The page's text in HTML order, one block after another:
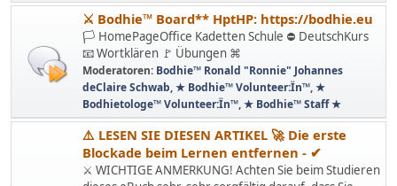
⚔ Bodhie™ Board** HptHP: https://bodhie.eu
🏳 HomePageOffice Kadetten Schule ⛔ DeutschKurs
📧 Wortklären 🚩 Übungen ⌘
Moderatoren: Bodhie™ Ronald "Ronnie" Johannes
deClaire Schwab,★ Bodhie™ Volunteer:Ïn™,★
Bodhietologe™ Volunteer:Ïn™,★ Bodhie™ Staff ★
⚠️ LESEN SIE DIESEN ARTIKEL 🚀 Die erste
Blockade beim Lernen entfernen - ✔
⚔ WICHTIGE ANMERKUNG! Achten Sie beim Studieren